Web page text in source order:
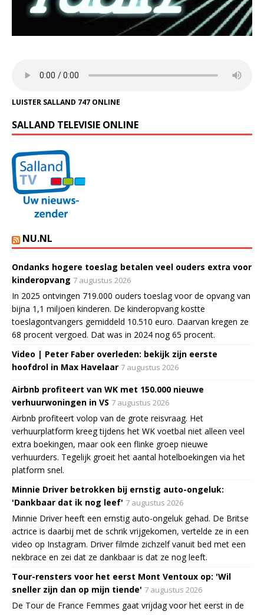
LUISTER SALLAND 747 ONLINE
SALLAND TELEVISIE ONLINE
NU.NL
Ondanks hogere toeslag betalen veel ouders extra voor
kinderopvang 7 augustus 2026
In 2025 ontvingen 719.000 ouders toeslag voor de opvang van
bijna 1,1 miljoen kinderen. De kinderopvang kostte
toeslagontvangers gemiddeld 10.510 euro. Daarvan kregen ze
68 procent vergoed. Dat was in 2024 nog 65 procent.
Video | Peter Faber overleden: bekijk zijn eerste
hoofdrol in Max Havelaar 7 augustus 2026
Airbnb profiteert van WK met 150.000 nieuwe
verhuurwoningen in VS 7 augustus 2026
Airbnb profiteert volop van de grote reisvraag. Het
verhuurplatform kreeg tijdens het WK voetbal niet alleen veel
extra boekingen, maar ook een flinke groep nieuwe
verhuurders. Tegelijk groeit het aantal hotelboekingen via het
platform snel.
Minnie Driver betrokken bij ernstig auto-ongeluk:
'Dankbaar dat ik nog leef' 7 augustus 2026
Minnie Driver heeft een ernstig auto-ongeluk gehad. De Britse
actrice is daarbij met de schrik vrijgekomen, vertelde ze in een
video op Instagram. Driver filmde zichzelf vanuit bed met een
nekbrace en zei dat ze dankbaar is dat ze nog leeft.
Tour-rensters voor het eerst Mont Ventoux op: 'Wil
sneller zijn dan op mijn tiende' 7 augustus 2026
De Tour de France Femmes gaat vrijdag voor het eerst in de